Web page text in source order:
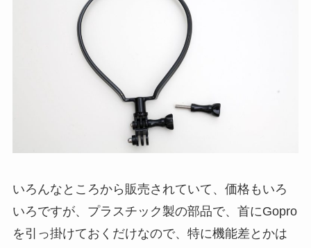
いろんなところから販売されていて、価格もいろ
いろですが、プラスチック製の部品で、首にGopro
を引っ掛けておくだけなので、特に機能差とかは